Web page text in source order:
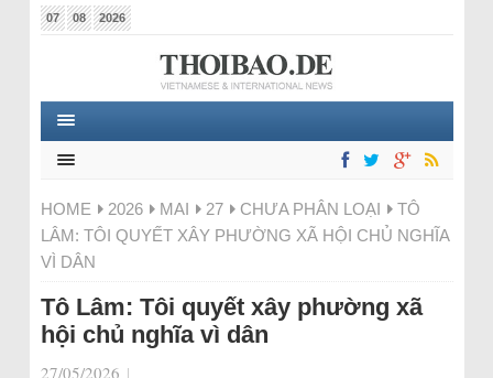
07 08 2026
HOME 2026 MAI 27 CHƯA PHÂN LOẠI
TÔ
LÂM: TÔI QUYẾT XÂY PHƯỜNG XÃ HỘI CHỦ NGHĨA
VÌ DÂN
Tô Lâm: Tôi quyết xây phường xã
hội chủ nghĩa vì dân
27/05/2026 |